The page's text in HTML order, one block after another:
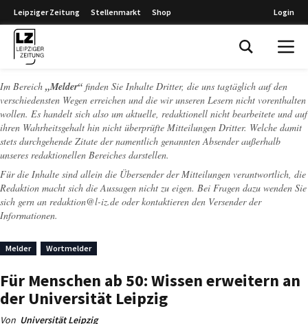
Leipziger Zeitung Stellenmarkt Shop Login
Im Bereich „Melder“ finden Sie Inhalte Dritter, die uns tagtäglich auf den
verschiedensten Wegen erreichen und die wir unseren Lesern nicht vorenthalten
wollen. Es handelt sich also um aktuelle, redaktionell nicht bearbeitete und auf
ihren Wahrheitsgehalt hin nicht überprüfte Mitteilungen Dritter. Welche damit
stets durchgehende Zitate der namentlich genannten Absender außerhalb
unseres redaktionellen Bereiches darstellen.
Für die Inhalte sind allein die Übersender der Mitteilungen verantwortlich, die
Redaktion macht sich die Aussagen nicht zu eigen. Bei Fragen dazu wenden Sie
sich gern an redaktion@l-iz.de oder kontaktieren den Versender der
Informationen.
Melder Wortmelder
Für Menschen ab 50: Wissen erweitern an
der Universität Leipzig
Von Universität Leipzig